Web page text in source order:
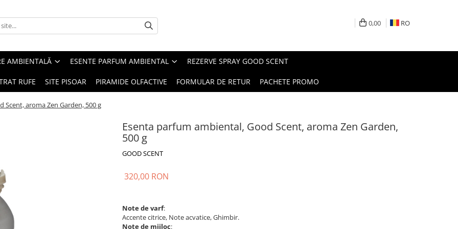
0,00 RO
AMBIENTALĂ ESENTE PARFUM AMBIENTAL REZERVE SPRAY GOOD SCENT
RUFE SITE PISOAR PIRAMIDE OLFACTIVE FORMULAR DE RETUR PACHETE PROMO
Scent, aroma Zen Garden, 500 g
Esenta parfum ambiental, Good Scent, aroma Zen Garden,
500 g
GOOD SCENT
320,00 RON
Note de varf:
Accente citrice, Note acvatice, Ghimbir.
Note de mijloc: